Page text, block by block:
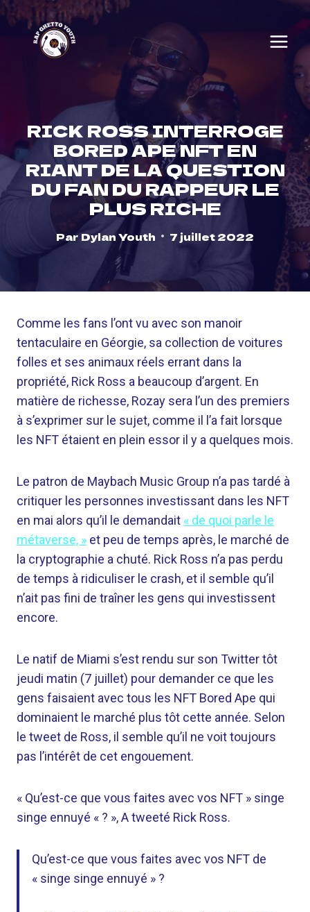
Skip
content
RICK ROSS INTERROGE
BORED APE NFT EN
RIANT DE LA QUESTION
DU FAN DU RAPPEUR LE
PLUS RICHE
ParDylan Youth 7 juillet 2022
Comme les fans l’ont vu avec son manoir
tentaculaire en Géorgie, sa collection de voitures
folles et ses animaux réels errant dans la
propriété, Rick Ross a beaucoup d’argent. En
matière de richesse, Rozay sera l’un des premiers
à s’exprimer sur le sujet, comme il l’a fait lorsque
les NFT étaient en plein essor il y a quelques mois.
Le patron de Maybach Music Group n’a pas tardé à
critiquer les personnes investissant dans les NFT
en mai alors qu’il le demandait « de quoi parle le
métaverse, » et peu de temps après, le marché de
la cryptographie a chuté. Rick Ross n’a pas perdu
de temps à ridiculiser le crash, et il semble qu’il
n’ait pas fini de traîner les gens qui investissent
encore.
Le natif de Miami s’est rendu sur son Twitter tôt
jeudi matin (7 juillet) pour demander ce que les
gens faisaient avec tous les NFT Bored Ape qui
dominaient le marché plus tôt cette année. Selon
le tweet de Ross, il semble qu’il ne voit toujours
pas l’intérêt de cet engouement.
« Qu’est-ce que vous faites avec vos NFT » singe
singe ennuyé « ? », A tweeté Rick Ross.
Qu’est-ce que vous faites avec vos NFT de
« singe singe ennuyé » ?